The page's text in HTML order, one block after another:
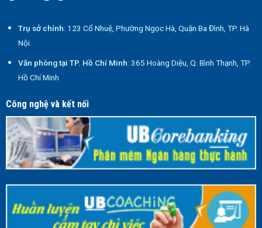
Trụ sở chính: 123 Cổ Nhuệ, Phường Ngọc Hà, Quận Ba Đình, TP. Hà
Nội.
Văn phòng tại TP. Hồ Chí Minh: 365 Hoàng Diệu, Q. Bình Thạnh, TP.
Hồ Chí Minh
Công nghệ và kết nối